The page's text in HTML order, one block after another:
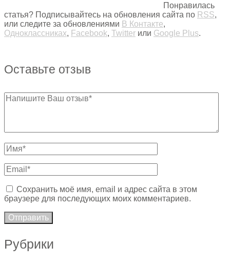
Понравилась
статья? Подписывайтесь на обновления сайта по RSS,
или следите за обновлениями В Контакте,
Одноклассниках, Facebook, Twitter или Google Plus.
Оставьте отзыв
Сохранить моё имя, email и адрес сайта в этом
браузере для последующих моих комментариев.
Рубрики